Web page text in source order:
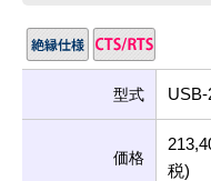
型式
価格
税)